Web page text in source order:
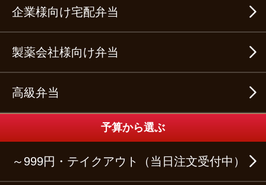
企業様向け宅配弁当
製薬会社様向け弁当
高級弁当
予算から選ぶ
～999円・テイクアウト（当日注文受付中）